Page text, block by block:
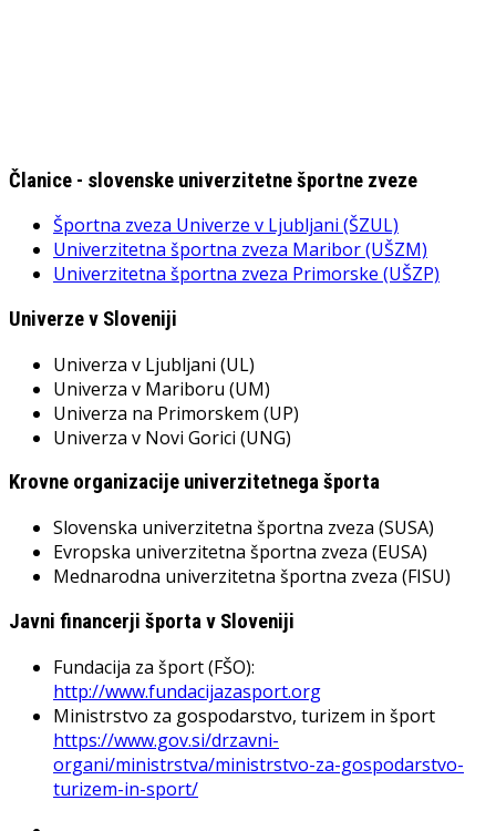
Članice - slovenske univerzitetne športne zveze
Športna zveza Univerze v Ljubljani (ŠZUL)
Univerzitetna športna zveza Maribor (UŠZM)
Univerzitetna športna zveza Primorske (UŠZP)
Univerze v Sloveniji
Univerza v Ljubljani (UL)
Univerza v Mariboru (UM)
Univerza na Primorskem (UP)
Univerza v Novi Gorici (UNG)
Krovne organizacije univerzitetnega športa
Slovenska univerzitetna športna zveza (SUSA)
Evropska univerzitetna športna zveza (EUSA)
Mednarodna univerzitetna športna zveza (FISU)
Javni financerji športa v Sloveniji
Fundacija za šport (FŠO):
http://www.fundacijazasport.org
Ministrstvo za gospodarstvo, turizem in šport
https://www.gov.si/drzavni-
organi/ministrstva/ministrstvo-za-gospodarstvo-
turizem-in-sport/